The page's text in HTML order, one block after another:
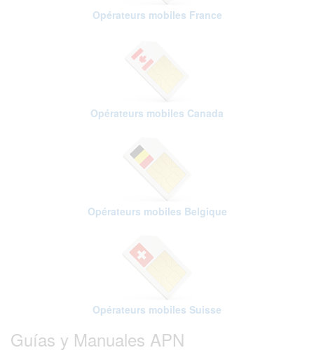
Opérateurs mobiles France
Opérateurs mobiles Canada
Opérateurs mobiles Belgique
Opérateurs mobiles Suisse
Guías y Manuales APN